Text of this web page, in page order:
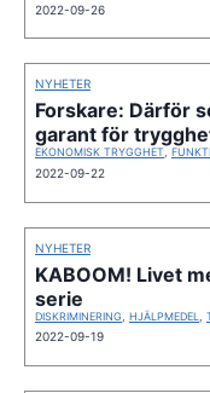
2022-09-26
NYHETER
Forskare: Därför
garant för
EKONOMISK TRYGGHET
2022-09-22
NYHETER
KABOOM! Livet
serie
DISKRIMINERING HJÄLPMEDEL
2022-09-19